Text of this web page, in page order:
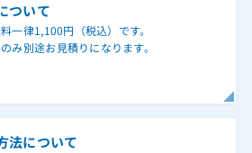
ついて
一律1,100円（税込）です。
み別途お見積りになります。
法について